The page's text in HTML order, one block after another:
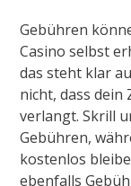
Gebühren
Casino selbst
das steht klar
nicht, dass dein
verlangt. Skrill
Gebühren,
kostenlos
ebenfalls